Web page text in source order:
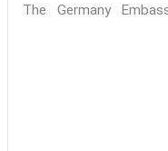
The Germany